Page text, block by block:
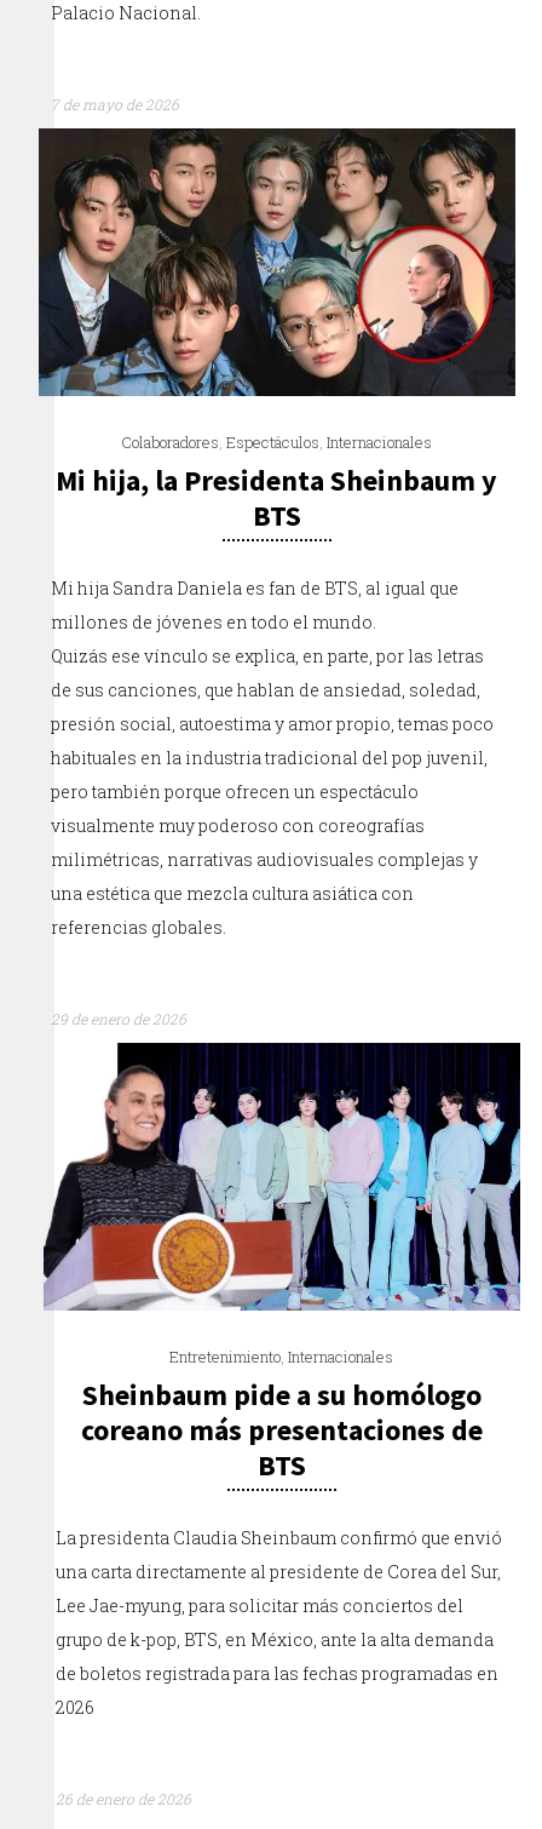
Palacio Nacional.
7 de mayo de 2026
Colaboradores,Espectáculos,Internacionales
Mi hija, la Presidenta Sheinbaum y
BTS
Mi hija Sandra Daniela es fan de BTS, al igual que
millones de jóvenes en todo el mundo.
Quizás ese vínculo se explica, en parte, por las letras
de sus canciones, que hablan de ansiedad, soledad,
presión social, autoestima y amor propio, temas poco
habituales en la industria tradicional del pop juvenil,
pero también porque ofrecen un espectáculo
visualmente muy poderoso con coreografías
milimétricas, narrativas audiovisuales complejas y
una estética que mezcla cultura asiática con
referencias globales.
29 de enero de 2026
Entretenimiento,Internacionales
Sheinbaum pide a su homólogo
coreano más presentaciones de
BTS
La presidenta Claudia Sheinbaum confirmó que envió
una carta directamente al presidente de Corea del Sur,
Lee Jae-myung, para solicitar más conciertos del
grupo de k-pop, BTS, en México, ante la alta demanda
de boletos registrada para las fechas programadas en
2026
26 de enero de 2026